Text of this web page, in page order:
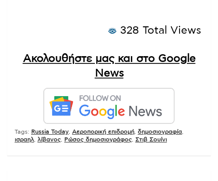
328 Total Views
Ακολουθήστε μας και στο Google
News
Tags: Russia Today Αεροπορική επιδρομή δημοσιογραφία
ισραηλ λίβανος Ρώσος δημοσιογράφος Στιβ Σουίνι